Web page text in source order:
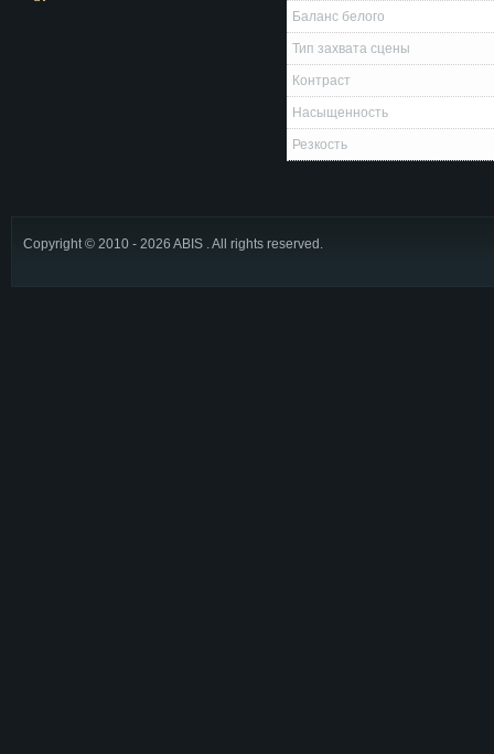
Баланс белого
Тип захвата сцены
Контраст
Насыщенность
Резкость
Copyright © 2010 - 2026 ABIS . All rights reserved.